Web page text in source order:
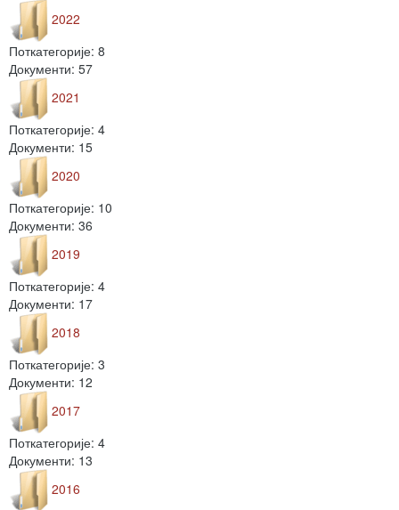
2022
Поткатегорије: 8
Документи: 57
2021
Поткатегорије: 4
Документи: 15
2020
Поткатегорије: 10
Документи: 36
2019
Поткатегорије: 4
Документи: 17
2018
Поткатегорије: 3
Документи: 12
2017
Поткатегорије: 4
Документи: 13
2016